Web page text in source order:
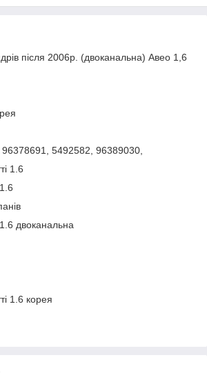
після 2006р. (двоканальна) Авео 1,6
5492582, 96389030,
1.6
двоканальна
1.6 корея